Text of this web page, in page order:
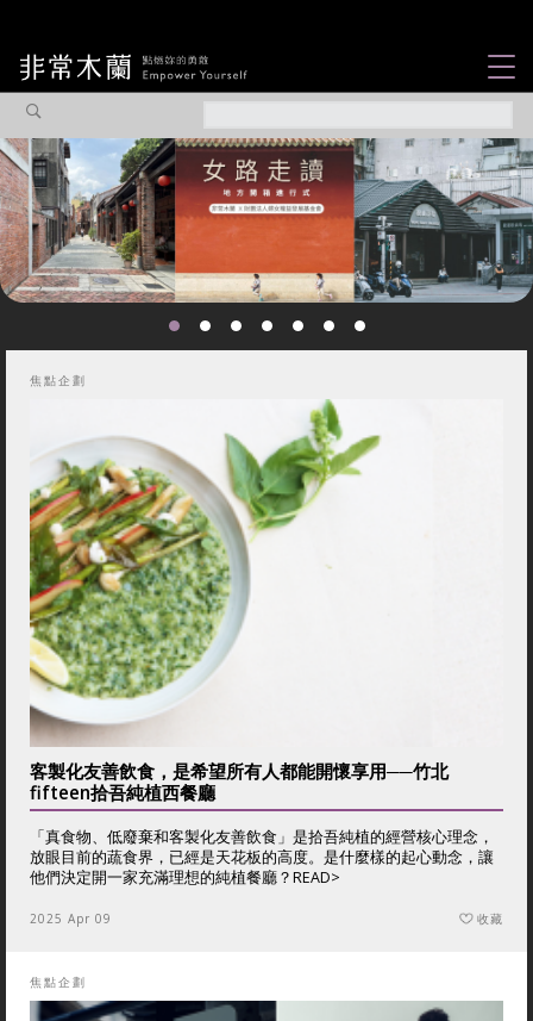
觀點專欄
焦點企劃
認識我們
焦點企劃
客製化友善飲食，是希望所有人都能開懷享用──竹北
fifteen拾吾純植西餐廳
「真食物、低廢棄和客製化友善飲食」是拾吾純植的經營核心理念，
放眼目前的蔬食界，已經是天花板的高度。是什麼樣的起心動念，讓
他們決定開一家充滿理想的純植餐廳？READ>
2025 Apr 09 收藏
焦點企劃